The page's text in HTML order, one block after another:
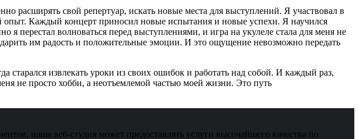
расширять свой репертуар, искать новые места для выступлений. Я участвовал в
опыт. Каждый концерт приносил новые испытания и новые успехи. Я научился
перестал волноваться перед выступлениями, и игра на укулеле стала для меня не
им радость и положительные эмоции. И это ощущение невозможно передать
извлекать уроки из своих ошибок и работать над собой. И каждый раз,
не просто хобби, а неотъемлемой частью моей жизни. Это путь
наша веб-студия может предоставлять услуги высочайшего качества по